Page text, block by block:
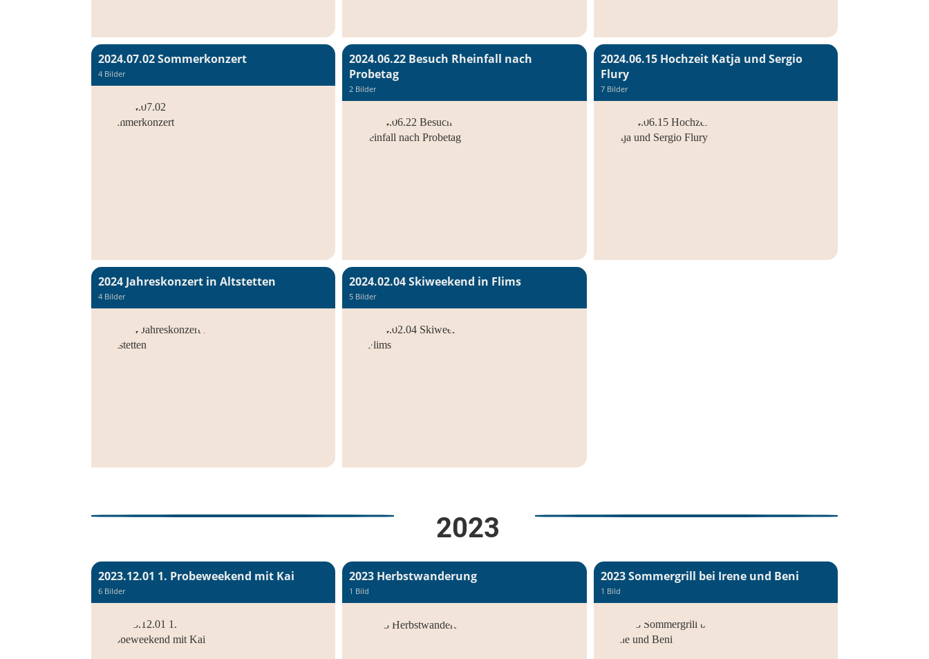
2024.07.02 Sommerkonzert
4 Bilder
2024.06.22 Besuch Rheinfall nach
Probetag
2 Bilder
2024.06.15 Hochzeit Katja und Sergio
Flury
7 Bilder
2024 Jahreskonzert in Altstetten
4 Bilder
2024.02.04 Skiweekend in Flims
5 Bilder
2023
2023.12.01 1. Probeweekend mit Kai
6 Bilder
2023 Herbstwanderung
1 Bild
2023 Sommergrill bei Irene und Beni
1 Bild